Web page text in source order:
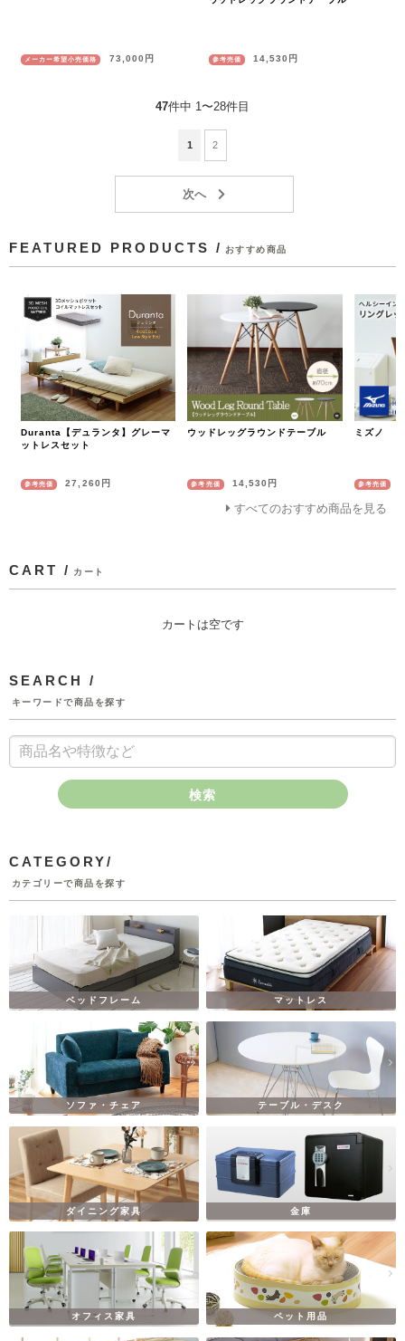
メーカー希望小売価格 73,000円 参考売価 14,530円
47件中 1〜28件目
1 2
FEATURED PRODUCTS / おすすめ商品
Duranta【デュランタ】グレーマ
ットレスセット
参考売価 27,260円
ウッドレッグラウンドテーブル
参考売価 14,530円
ミズノ リ
参考売価
すべてのおすすめ商品を見る
CART / カート
カートは空です
SEARCH /
キーワードで商品を探す
検索
CATEGORY/
カテゴリーで商品を探す
ベッドフレーム マットレス
ソファ・チェア テーブル・デスク
ダイニング家具 金庫
オフィス家具 ペット用品